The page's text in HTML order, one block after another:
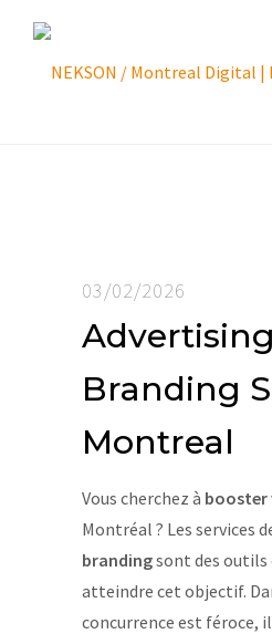
03/02/2026
Branding
Montreal
Vous cherchez à booster
Montréal ? Les services
brandingsont des
atteindre cet objectif.
concurrence est féroce,